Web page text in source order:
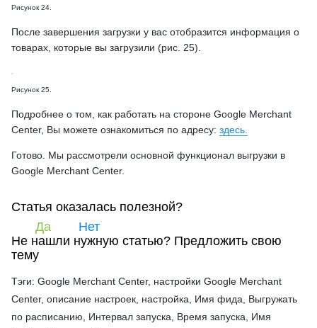
Рисунок 24.
После завершения загрузки у вас отобразится информация о
товарах, которые вы загрузили (рис. 25).
Рисунок 25.
Подробнее о том, как работать на стороне Google Merchant
Center, Вы можете ознакомиться по адресу: здесь.
Готово. Мы рассмотрели основной функционал выгрузки в
Google Merchant Center.
Статья оказалась полезной?
Да
Нет
Не нашли нужную статью? Предложить свою
тему
Тэги: Google Merchant Center, настройки Google Merchant
Center, описание настроек, настройка, Имя фида, Выгружать
по расписанию, Интервал запуска, Время запуска, Имя